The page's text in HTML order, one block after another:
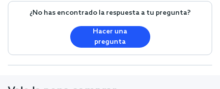
¿No has encontrado la respuesta a tu pregunta?
Hacer una
pregunta